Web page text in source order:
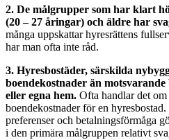
2. De målgrupper som har klart
(20 – 27 åringar) och äldre har
många uppskattar hyresrättens
har man ofta inte råd.
3. Hyresbostäder, särskilda
boendekostnader än
eller egna hem. Ofta handlar det
boendekostnader för en
preferenser och betalningsförmåga
i den primära målgruppen relativt